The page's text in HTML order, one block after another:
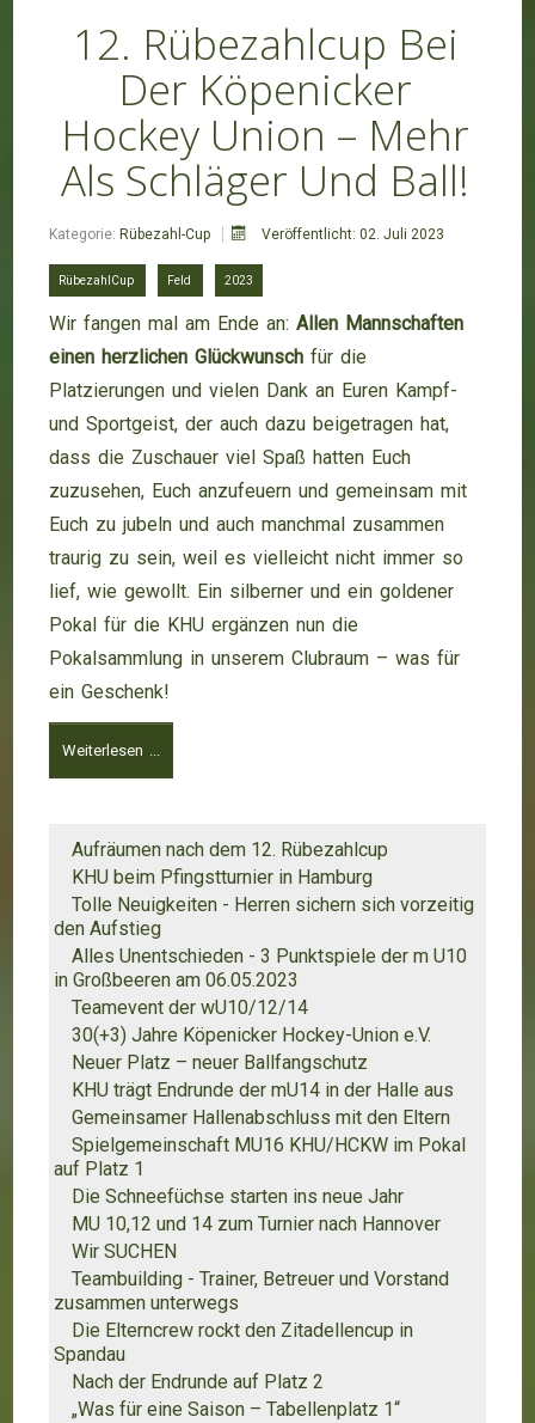
12. Rübezahlcup Bei
Der Köpenicker
Hockey Union – Mehr
Als Schläger Und Ball!
Kategorie:Rübezahl-Cup Veröffentlicht: 02. Juli 2023
RübezahlCup Feld 2023
Wir fangen mal am Ende an:Allen Mannschaften
einen herzlichen Glückwunsch für die
Platzierungen und vielen Dank an Euren Kampf-
und Sportgeist, der auch dazu beigetragen hat,
dass die Zuschauer viel Spaß hatten Euch
zuzusehen, Euch anzufeuern und gemeinsam mit
Euch zu jubeln und auch manchmal zusammen
traurig zu sein, weil es vielleicht nicht immer so
lief, wie gewollt. Ein silberner und ein goldener
Pokal für die KHU ergänzen nun die
Pokalsammlung in unserem Clubraum – was für
ein Geschenk!
Weiterlesen ...
Aufräumen nach dem 12. Rübezahlcup
KHU beim Pfingstturnier in Hamburg
Tolle Neuigkeiten - Herren sichern sich vorzeitig
den Aufstieg
Alles Unentschieden - 3 Punktspiele der m U10
in Großbeeren am 06.05.2023
Teamevent der wU10/12/14
30(+3) Jahre Köpenicker Hockey-Union e.V.
Neuer Platz – neuer Ballfangschutz
KHU trägt Endrunde der mU14 in der Halle aus
Gemeinsamer Hallenabschluss mit den Eltern
Spielgemeinschaft MU16 KHU/HCKW im Pokal
auf Platz 1
Die Schneefüchse starten ins neue Jahr
MU 10,12 und 14 zum Turnier nach Hannover
Wir SUCHEN
Teambuilding - Trainer, Betreuer und Vorstand
zusammen unterwegs
Die Elterncrew rockt den Zitadellencup in
Spandau
Nach der Endrunde auf Platz 2
„Was für eine Saison – Tabellenplatz 1“